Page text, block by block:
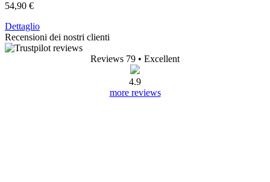
54,90 €
Dettaglio
Recensioni dei nostri clienti
Reviews 79 • Excellent
4.9
more reviews